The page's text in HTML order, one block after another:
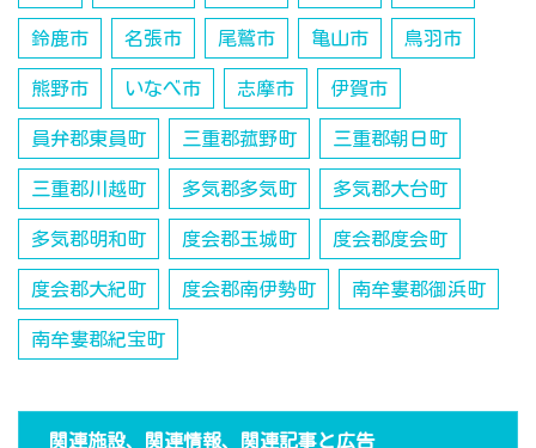
鈴鹿市 名張市 尾鷲市 亀山市 鳥羽市
熊野市 いなべ市 志摩市 伊賀市
員弁郡東員町 三重郡菰野町 三重郡朝日町
三重郡川越町 多気郡多気町 多気郡大台町
多気郡明和町 度会郡玉城町 度会郡度会町
度会郡大紀町 度会郡南伊勢町 南牟婁郡御浜町
南牟婁郡紀宝町
関連施設、関連情報、関連記事と広告